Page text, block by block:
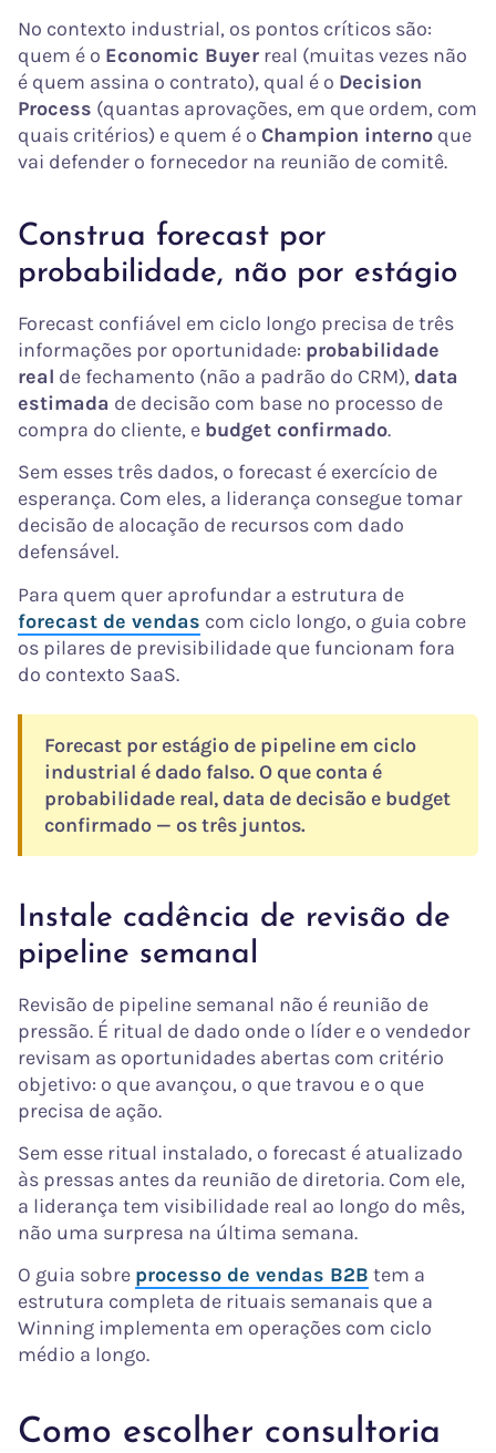
No contexto industrial, os pontos críticos são:
quem é o Economic Buyer real (muitas vezes não
é quem assina o contrato), qual é o Decision
Process (quantas aprovações, em que ordem, com
quais critérios) e quem é o Champion interno que
vai defender o fornecedor na reunião de comitê.
Construa forecast por
probabilidade, não por estágio
Forecast confiável em ciclo longo precisa de três
informações por oportunidade: probabilidade
real de fechamento (não a padrão do CRM), data
estimada de decisão com base no processo de
compra do cliente, e budget confirmado.
Sem esses três dados, o forecast é exercício de
esperança. Com eles, a liderança consegue tomar
decisão de alocação de recursos com dado
defensável.
Para quem quer aprofundar a estrutura de
forecast de vendas com ciclo longo, o guia cobre
os pilares de previsibilidade que funcionam fora
do contexto SaaS.
Forecast por estágio de pipeline em ciclo
industrial é dado falso. O que conta é
probabilidade real, data de decisão e budget
confirmado — os três juntos.
Instale cadência de revisão de
pipeline semanal
Revisão de pipeline semanal não é reunião de
pressão. É ritual de dado onde o líder e o vendedor
revisam as oportunidades abertas com critério
objetivo: o que avançou, o que travou e o que
precisa de ação.
Sem esse ritual instalado, o forecast é atualizado
às pressas antes da reunião de diretoria. Com ele,
a liderança tem visibilidade real ao longo do mês,
não uma surpresa na última semana.
O guia sobre processo de vendas B2B tem a
estrutura completa de rituais semanais que a
Winning implementa em operações com ciclo
médio a longo.
Como escolher consultoria